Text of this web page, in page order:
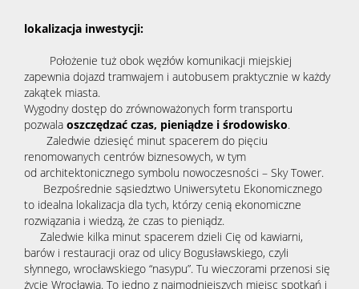
lokalizacja inwestycji:
Położenie tuż obok węzłów komunikacji miejskiej
zapewnia dojazd tramwajem i autobusem praktycznie w każdy
zakątek miasta.
Wygodny dostęp do zrównoważonych form transportu
pozwala oszczędzać czas, pieniądze i środowisko.
Zaledwie dziesięć minut spacerem do pięciu
renomowanych centrów biznesowych, w tym
od architektonicznego symbolu nowoczesności – Sky Tower.
Bezpośrednie sąsiedztwo Uniwersytetu Ekonomicznego
to idealna lokalizacja dla tych, którzy cenią ekonomiczne
rozwiązania i wiedzą, że czas to pieniądz.
Zaledwie kilka minut spacerem dzieli Cię od kawiarni,
barów i restauracji oraz od ulicy Bogusławskiego, czyli
słynnego, wrocławskiego “nasypu”. Tu wieczorami przenosi się
życie Wrocławia. To jedno z najmodniejszych miejsc spotkań i